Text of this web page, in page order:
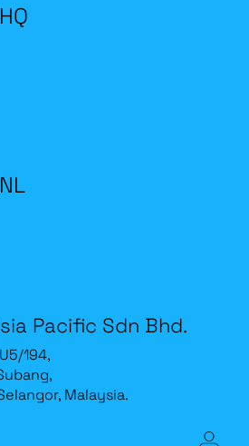
Pacific Sdn Bhd.
194,
Malaysia.